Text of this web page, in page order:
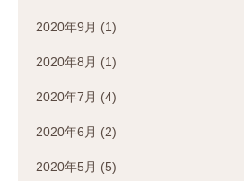
2020年9月 (1)
2020年8月 (1)
2020年7月 (4)
2020年6月 (2)
2020年5月 (5)